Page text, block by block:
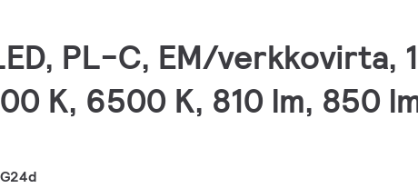
PL-C, EM/verkkovirta,
K, 6500 K, 810 lm, 850